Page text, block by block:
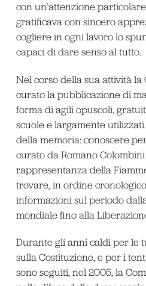
con un’attenzione
gratificava con sincero
cogliere in ogni lavoro lo
capaci di dare senso al tutto.
Nel corso della sua attività la
curato la pubblicazione di
forma di agili opuscoli,
scuole e largamente
della memoria: conoscere
curato da Romano
rappresentanza della
trovare, in ordine
informazioni sul periodo
mondiale fino alla
Durante gli anni caldi per le
sulla Costituzione, e per i
sono seguiti, nel 2005, la